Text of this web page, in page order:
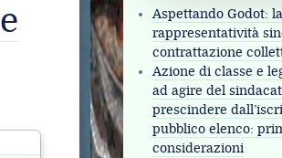
Aspettando Godot:
rappresentatività
contrattazione
Azione di classe e
ad agire del
prescindere
pubblico elenco:
considerazioni